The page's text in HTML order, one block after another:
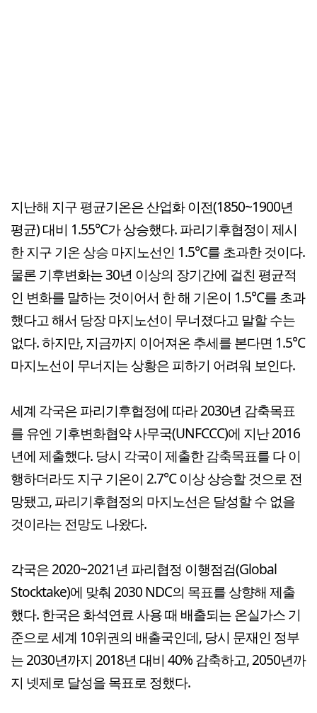
지난해 지구 평균기온은 산업화 이전(1850~1900년
평균) 대비 1.55℃가 상승했다. 파리기후협정이 제시
한 지구 기온 상승 마지노선인 1.5℃를 초과한 것이다.
물론 기후변화는 30년 이상의 장기간에 걸친 평균적
인 변화를 말하는 것이어서 한 해 기온이 1.5℃를 초과
했다고 해서 당장 마지노선이 무너졌다고 말할 수는
없다. 하지만, 지금까지 이어져온 추세를 본다면 1.5℃
마지노선이 무너지는 상황은 피하기 어려워 보인다.
세계 각국은 파리기후협정에 따라 2030년 감축목표
를 유엔 기후변화협약 사무국(UNFCCC)에 지난 2016
년에 제출했다. 당시 각국이 제출한 감축목표를 다 이
행하더라도 지구 기온이 2.7℃ 이상 상승할 것으로 전
망됐고, 파리기후협정의 마지노선은 달성할 수 없을
것이라는 전망도 나왔다.
각국은 2020~2021년 파리협정 이행점검(Global
Stocktake)에 맞춰 2030 NDC의 목표를 상향해 제출
했다. 한국은 화석연료 사용 때 배출되는 온실가스 기
준으로 세계 10위권의 배출국인데, 당시 문재인 정부
는 2030년까지 2018년 대비 40% 감축하고, 2050년까
지 넷제로 달성을 목표로 정했다.